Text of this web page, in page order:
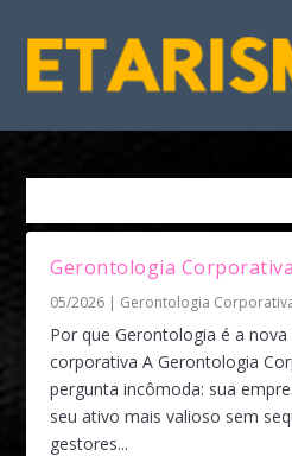
Gerontologia
05/2026 | Gerontologia
Por que Gerontologia é a
corporativa A Gerontologia
pergunta incômoda: sua
seu ativo mais valioso sem
gestores...